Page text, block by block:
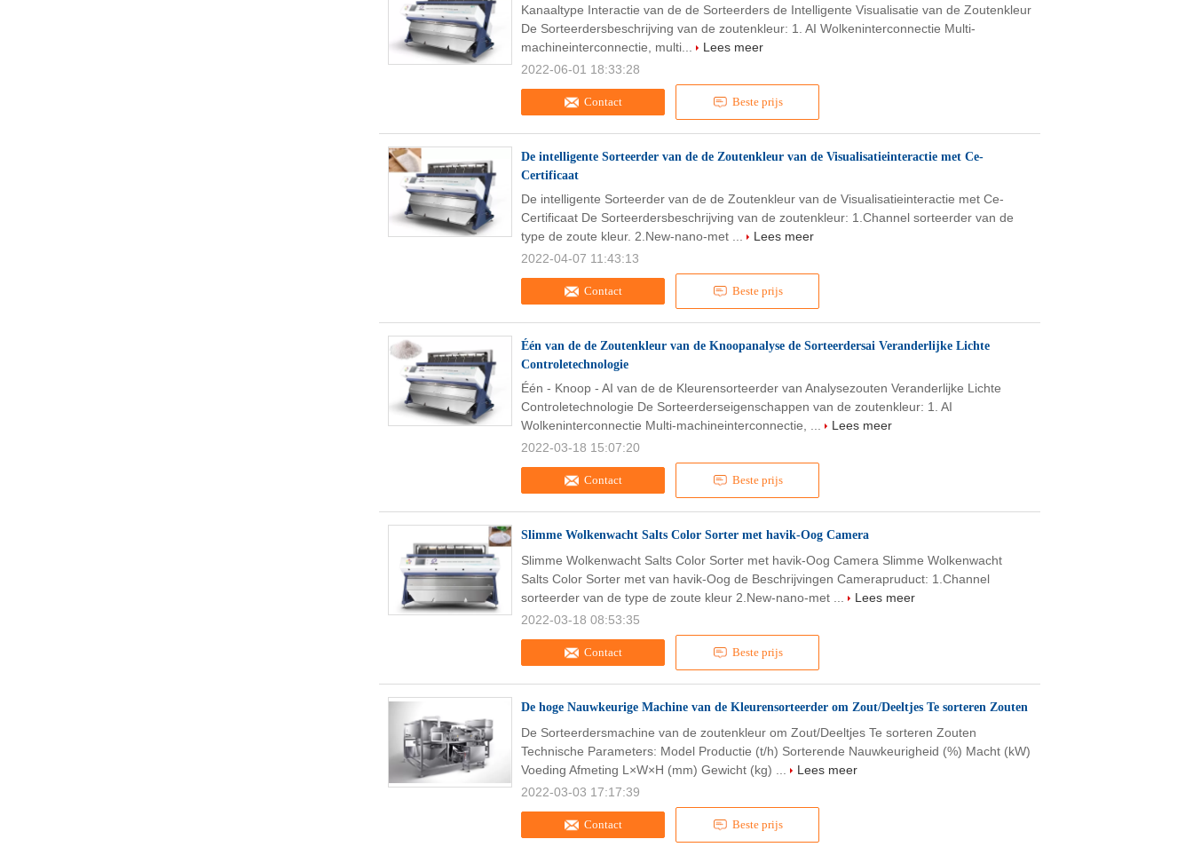
Contact Beste prijs
Kanaaltype Interactie van de de Sorteerders de Intelligente Visualisatie van de Zoutenkleur
De Sorteerdersbeschrijving van de zoutenkleur: 1. AI Wolkeninterconnectie Multi-
machineinterconnectie, multi...
Lees meer
2022-06-01 18:33:28
De intelligente Sorteerder van de de Zoutenkleur van de Visualisatieinteractie met Ce-
Certificaat
Contact Beste prijs
De intelligente Sorteerder van de de Zoutenkleur van de Visualisatieinteractie met Ce-
Certificaat De Sorteerdersbeschrijving van de zoutenkleur: 1.Channel sorteerder van de
type de zoute kleur. 2.New-nano-met ...
Lees meer
2022-04-07 11:43:13
Één van de de Zoutenkleur van de Knoopanalyse de Sorteerdersai Veranderlijke Lichte
Controletechnologie
Contact Beste prijs
Één - Knoop - AI van de de Kleurensorteerder van Analysezouten Veranderlijke Lichte
Controletechnologie De Sorteerderseigenschappen van de zoutenkleur: 1. AI
Wolkeninterconnectie Multi-machineinterconnectie, ...
Lees meer
2022-03-18 15:07:20
Slimme Wolkenwacht Salts Color Sorter met havik-Oog Camera
Contact Beste prijs
Slimme Wolkenwacht Salts Color Sorter met havik-Oog Camera Slimme Wolkenwacht
Salts Color Sorter met van havik-Oog de Beschrijvingen Camerapruduct: 1.Channel
sorteerder van de type de zoute kleur 2.New-nano-met ...
Lees meer
2022-03-18 08:53:35
De hoge Nauwkeurige Machine van de Kleurensorteerder om Zout/Deeltjes Te sorteren Zouten
Contact Beste prijs
De Sorteerdersmachine van de zoutenkleur om Zout/Deeltjes Te sorteren Zouten
Technische Parameters: Model Productie (t/h) Sorterende Nauwkeurigheid (%) Macht (kW)
Voeding Afmeting L×W×H (mm) Gewicht (kg) ...
Lees meer
2022-03-03 17:17:39